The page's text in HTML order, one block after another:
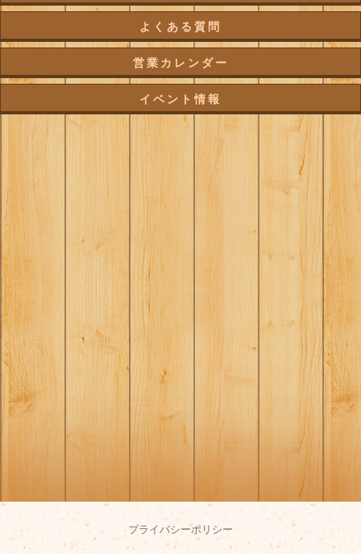
よくある質問
営業カレンダー
イベント情報
プライバシーポリシー